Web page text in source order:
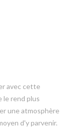
avec cette
le rend plus
une atmosphère
d'y parvenir.